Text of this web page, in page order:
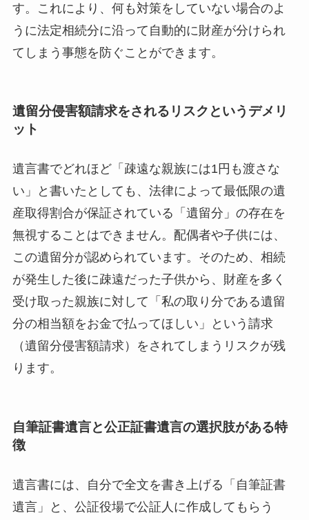
す。これにより、何も対策をしていない場合のよ
うに法定相続分に沿って自動的に財産が分けられ
てしまう事態を防ぐことができます。
遺留分侵害額請求をされるリスクというデメリ
ット
遺言書でどれほど「疎遠な親族には1円も渡さな
い」と書いたとしても、法律によって最低限の遺
産取得割合が保証されている「遺留分」の存在を
無視することはできません。配偶者や子供には、
この遺留分が認められています。そのため、相続
が発生した後に疎遠だった子供から、財産を多く
受け取った親族に対して「私の取り分である遺留
分の相当額をお金で払ってほしい」という請求
（遺留分侵害額請求）をされてしまうリスクが残
ります。
自筆証書遺言と公正証書遺言の選択肢がある特
徴
遺言書には、自分で全文を書き上げる「自筆証書
遺言」と、公証役場で公証人に作成してもらう